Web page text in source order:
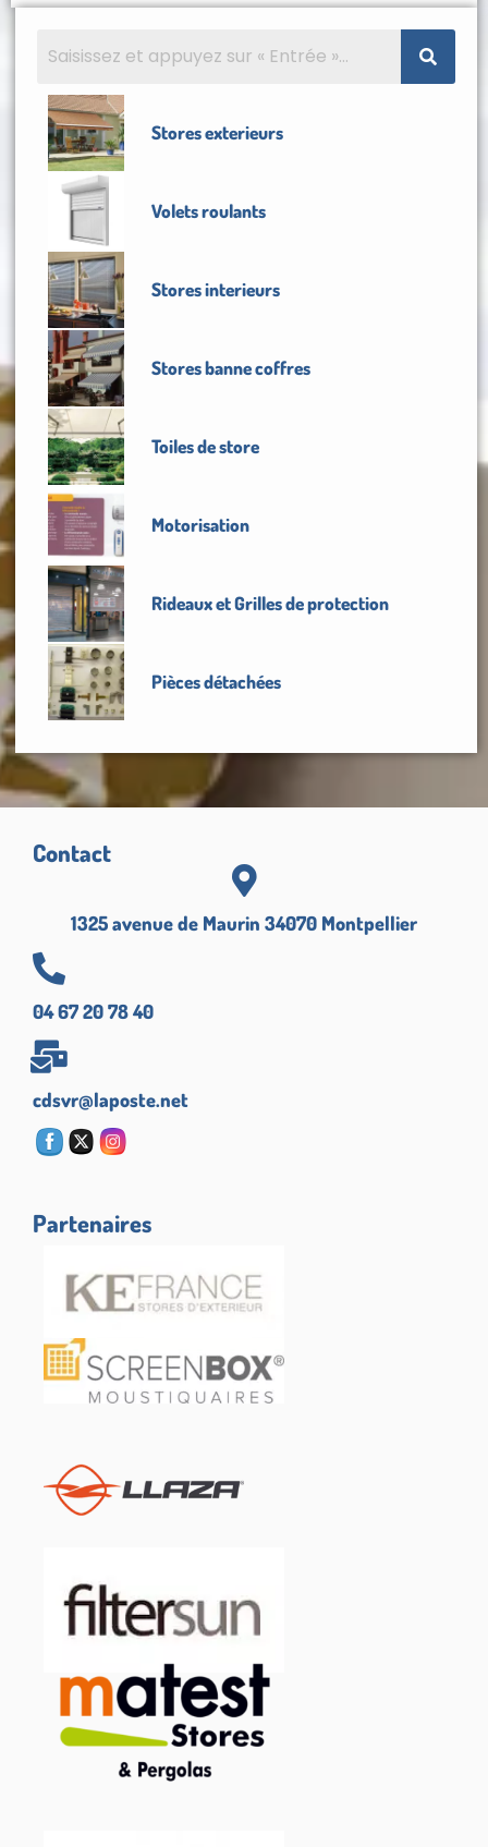
Stores exterieurs
Volets roulants
Stores interieurs
Stores banne coffres
Toiles de store
Motorisation
Rideaux et Grilles de protection
Pièces détachées
Contact
1325 avenue de Maurin 34070 Montpellier
04 67 20 78 40
cdsvr@laposte.net
Partenaires